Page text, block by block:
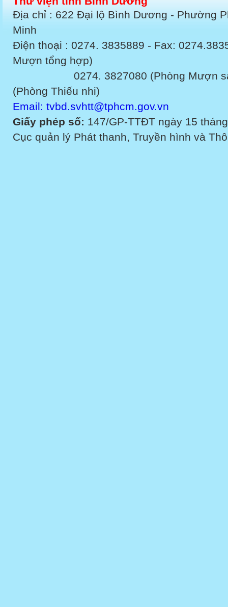
Địa chỉ : 622 Đại lộ Bình Dương - Phường
Minh
Điện thoại : 0274. 3835889 - Fax:
Mượn tổng hợp)
0274. 3827080 (Phòng Mượn sách
(Phòng Thiếu nhi)
Email: tvbd.svhtt@tphcm.gov.vn
Giấy phép số: 147/GP-TTĐT ngày 15
Cục quản lý Phát thanh, Truyền hình và